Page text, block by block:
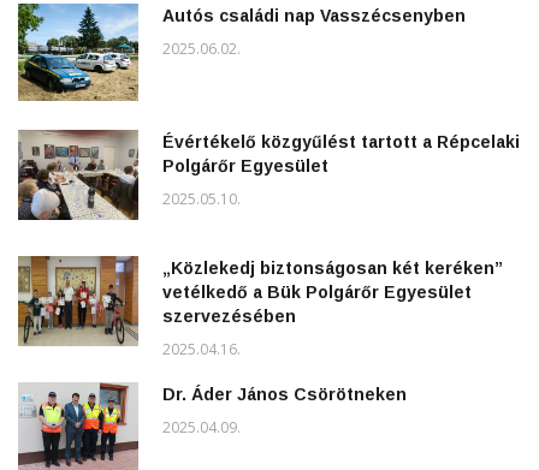
Autós családi nap Vasszécsenyben
2025.06.02.
Évértékelő közgyűlést tartott a Répcelaki
Polgárőr Egyesület
2025.05.10.
„Közlekedj biztonságosan két keréken”
vetélkedő a Bük Polgárőr Egyesület
szervezésében
2025.04.16.
Dr. Áder János Csörötneken
2025.04.09.